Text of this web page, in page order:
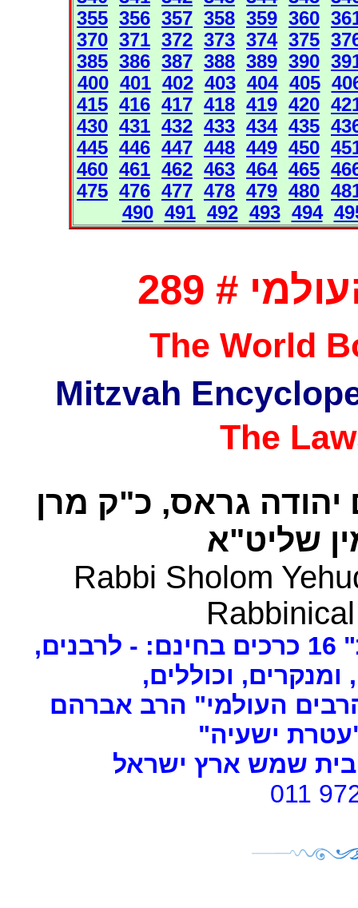
355 356 357 358 359 360
370 371 372 373 374 375
385 386 387 388 389 390
400 401 402 403 404 405
415 416 417 418 419 420
430 431 432 433 434 435
445 446 447 448 449 450
460 461 462 463 464 465
475 476 477 478 479 480
490 491 492 493 494
# 289
The World
The
גראס, כ"ק מרן
שליט"א
Rabbi Sholom
ומנקרים, וכוללים,
העולמי" הרב אברהם
ישעיה"
שמש ארץ ישראל
011